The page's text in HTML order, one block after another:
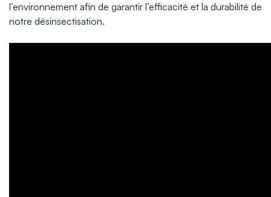
l’environnement afin de garantir l’efficacité et la durabilité de
notre désinsectisation.